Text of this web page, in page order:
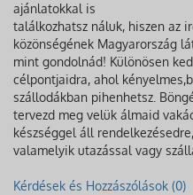
ajánlatokkal is
találkozhatsz náluk, hiszen az
közönségének Magyarország
mint gondolnád! Különösen
célpontjaidra, ahol
szállodákban pihenhetsz.
tervezd meg velük álmaid
készséggel áll
valamelyik utazással vagy
Kérdések és Hozzászólások (0)